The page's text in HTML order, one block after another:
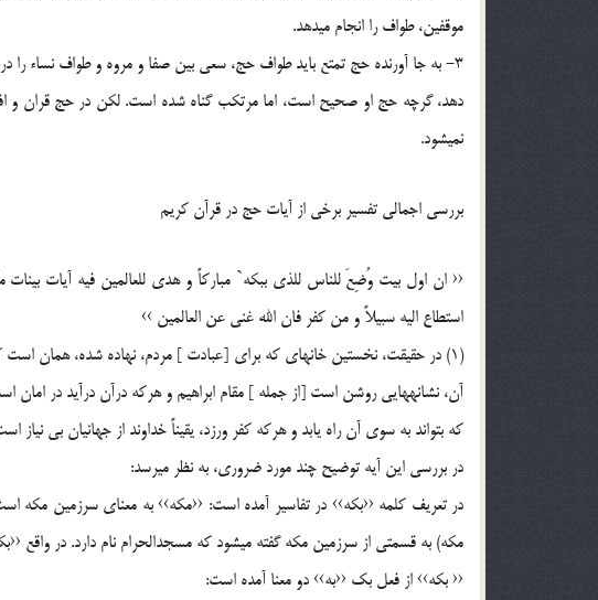
موقفين، طواف را انجام ميدهد.
3- به جا آورنده حج تمتع بايد طواف حج، سعي بين صفا و مروه و طواف نساء را
دهد، گرچه حج او صحيح است، اما مرتكب گناه شده است. لكن در حج قران و
نميشود.
بررسي اجمالي تفسير برخي از آيات حج در قرآن كريم
‹‹ ان اول بيت وُضِعَ للناس للذي ببكه` مباركاً و هدي للعالمين فيه آيات
استطاع اليه سبيلاً و من كفر فان الله غني عن العالمين ››
(1) در حقيقت، نخستين خانهاي كه براي [عبادت ] مردم، نهاده شده، همان
آن، نشانههايي روشن است [از جمله ] مقام ابراهيم و هركه درآن درآيد در
كه بتواند به سوي آن راه يابد و هركه كفر ورزد، يقيناً خداوند از جهانيان بي نياز
در بررسي اين آيه توضيح چند مورد ضروري، به نظر ميرسد:
در تعريف كلمه ‹‹بكه›› در تفاسير آمده است: ‹‹مكه›› به معناي سرزمين
مكه) به قسمتي از سرزمين مكه گفته ميشود كه مسجدالحرام نام دارد. در
‹‹ بكه›› از فعل بك ‹‹به›› دو معنا آمده است: